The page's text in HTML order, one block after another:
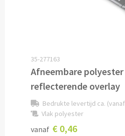
Brievenbus taarten
Chips & Nootjes bedrukken
Pepernoten & Strooigoed
35-277163
Afneembare
reflecterende overlay
Bedrukte levertijd ca.
Vlak polyester
vanaf € 0,46